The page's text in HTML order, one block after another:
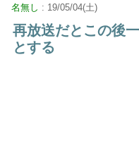
名無し : 19/05/04(土)
再放送だとこの後
とする